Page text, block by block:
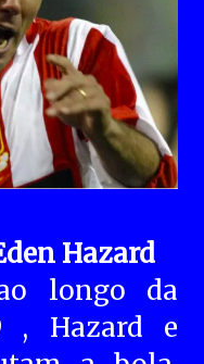
Hazard
longo da
, Hazard e